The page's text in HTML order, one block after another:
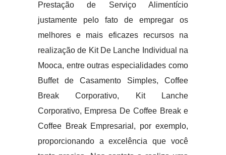
Prestação de Serviço Alimentício
justamente pelo fato de empregar os
melhores e mais eficazes recursos na
realização de Kit De Lanche Individual na
Mooca, entre outras especialidades como
Buffet de Casamento Simples, Coffee
Break Corporativo, Kit Lanche
Corporativo, Empresa De Coffee Break e
Coffee Break Empresarial, por exemplo,
proporcionando a excelência que você